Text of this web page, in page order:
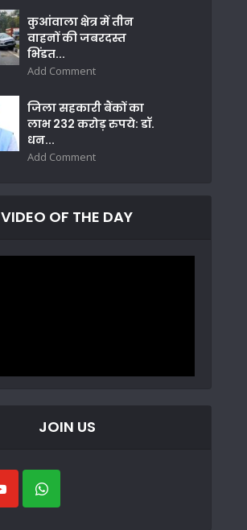
कुआंवाला क्षेत्र में तीन
वाहनों की जबरदस्त
भिंडत...
Add Comment
जिला सहकारी बैंकों का
लाभ 232 करोड़ रुपये: डॉ.
धन...
Add Comment
VIDEO OF THE DAY
JOIN US